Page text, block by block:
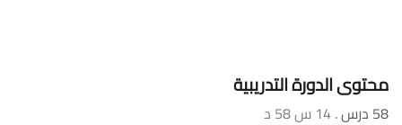
محتوى الدورة التدريبية
58 درس . 14 س 58 د